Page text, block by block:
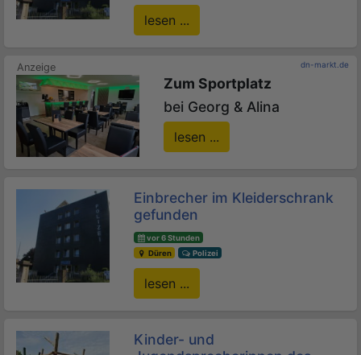
lesen ...
dn-markt.de
Zum Sportplatz
bei Georg & Alina
lesen ...
Einbrecher im Kleiderschrank
gefunden
vor 6 Stunden
Düren
Polizei
lesen ...
Kinder- und